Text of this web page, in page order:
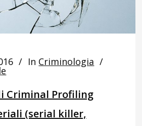
In Criminologia
Criminal Profiling
(serial killer,